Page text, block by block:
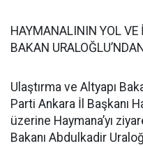
HAYMANALININ YOL VE
BAKAN
Ulaştırma ve Altyapı
Parti Ankara İl Başkanı
üzerine Haymana’yı
Bakanı Abdulkadir